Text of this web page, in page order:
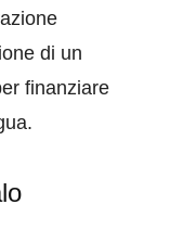
di un
finanziare